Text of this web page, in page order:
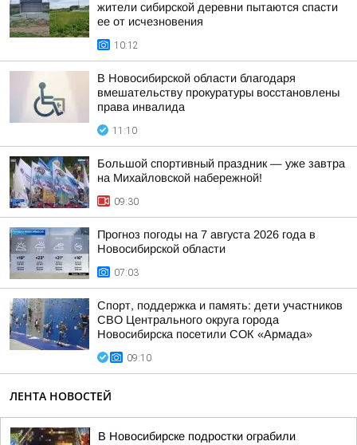
жители сибирской деревни пытаются спасти
ее от исчезновения
10:12
В Новосибирской области благодаря
вмешательству прокуратуры восстановлены
права инвалида
11:10
Большой спортивный праздник — уже завтра
на Михайловской набережной!
09:30
Прогноз погоды на 7 августа 2026 года в
Новосибирской области
07:03
Спорт, поддержка и память: дети участников
СВО Центрального округа города
Новосибирска посетили СОК «Армада»
09:10
ЛЕНТА НОВОСТЕЙ
В Новосибирске подростки ограбили